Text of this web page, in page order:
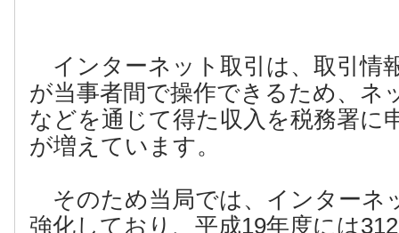
インターネット取引は、取引情
が当事者間で操作できるため、ネ
などを通じて得た収入を税務署に
が増えています。
そのため当局では、インターネ
強化しており、平成19年度には